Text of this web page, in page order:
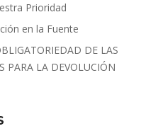
Prioridad
en la Fuente
DE LAS
PARA LA DEVOLUCIÓN